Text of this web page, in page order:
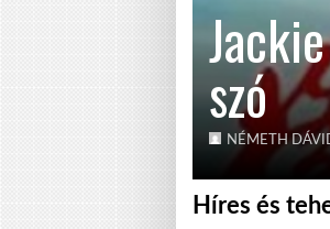
szó
NÉMETH
Híres és